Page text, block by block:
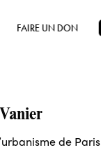
FAIRE UN DON
de Paris